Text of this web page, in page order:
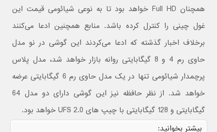
همچنان Full HD خواهد بود تا به نوعی شیائومی قیمت این
غول چینی را کنترل کرده باشد. منابع همچنین ادعا می‌کنند
برخلاف اخبار گذشته که ادعا می‌کردند این گوشی در نو مدل
حاوی رم 4 و 8 گیگابایتی روانه بازار خواهد شد، مدل پلاس
پرچمدار شیائومی تنها در یک مدل حاوی رم 6 گیگابایتی عرضه
خواهد شد. از نظر حافظه نیز این گوشی دارای دو مدل 64
گیگابایتی و 128 گیگابایتی با چیپ های UFS 2.0 خواهد بود.
بیشتر بخوانید: